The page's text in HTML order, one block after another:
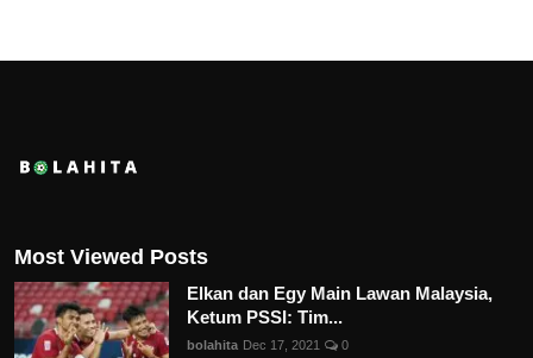
Most Viewed Posts
Elkan dan Egy Main Lawan Malaysia,
Ketum PSSI: Tim...
bolahita Dec 17, 2021 0